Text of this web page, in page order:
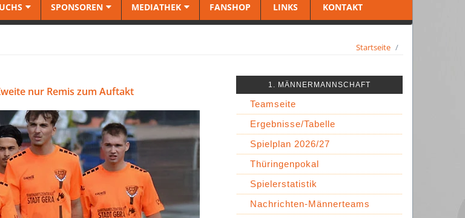
SPONSOREN MEDIATHEK FANSHOP LINKS KONTAKT
Startseite
nur Remis zum Auftakt 1. MÄNNERMANNSCHAFT
Teamseite
Ergebnisse/Tabelle
Spielplan 2026/27
Thüringenpokal
Spielerstatistik
Nachrichten-Männerteams